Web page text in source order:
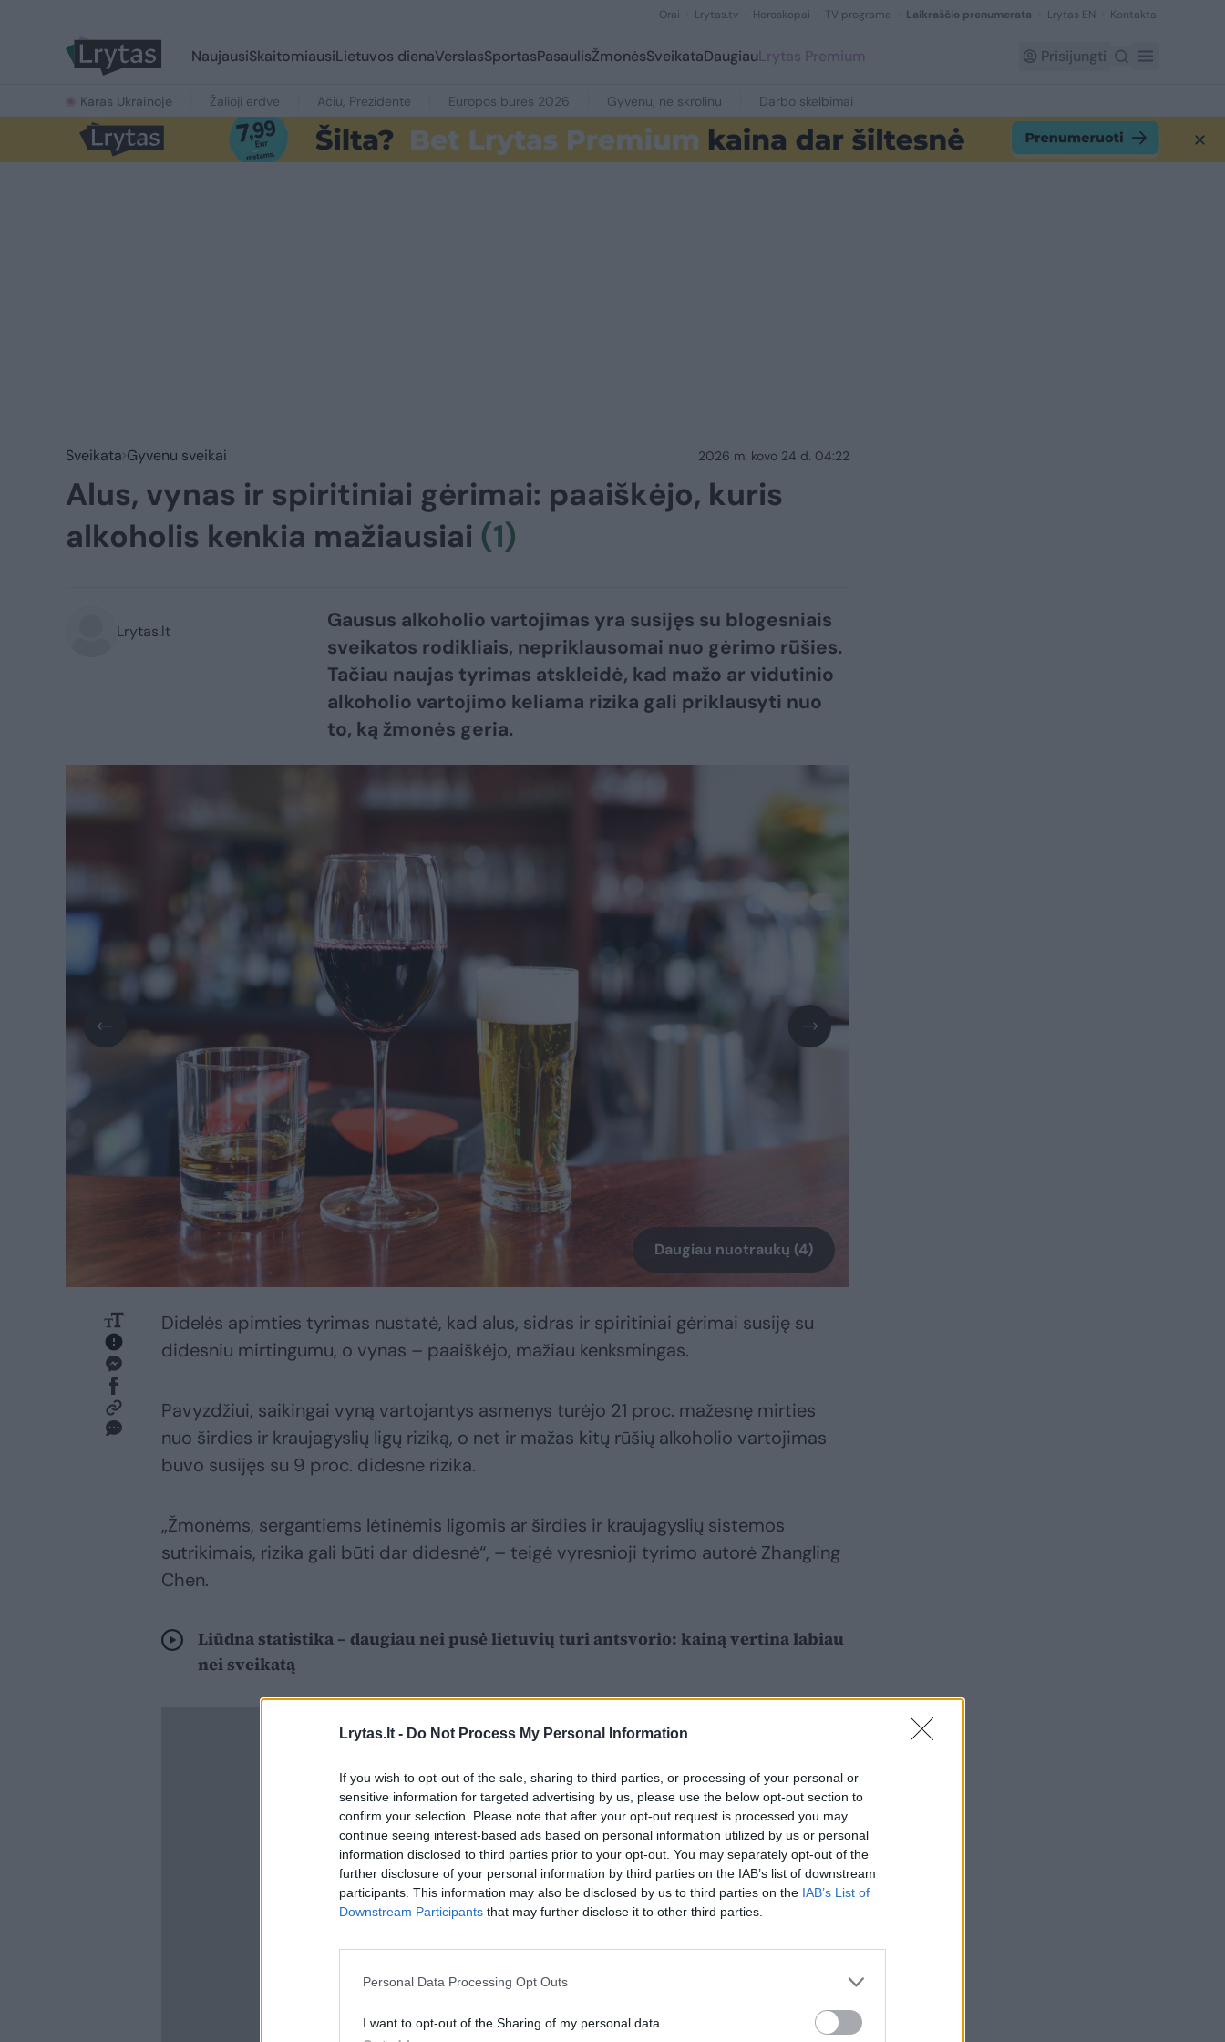
Lrytas.lt - Do Not Process My Personal Information
If you wish to opt-out of the sale, sharing to third parties, or processing of your personal or
sensitive information for targeted advertising by us, please use the below opt-out section to
confirm your selection. Please note that after your opt-out request is processed you may
continue seeing interest-based ads based on personal information utilized by us or personal
information disclosed to third parties prior to your opt-out. You may separately opt-out of the
further disclosure of your personal information by third parties on the IAB’s list of downstream
participants. This information may also be disclosed by us to third parties on the IAB’s List of
Downstream Participants that may further disclose it to other third parties.
Personal Data Processing Opt Outs
I want to opt-out of the Sharing of my personal data.
Orai Lrytas.tv Horoskopai TV programa Laikraščio prenumerata Lrytas EN Kontaktai
NaujausiSkaitomiausiLietuvos dienaVerslasSportasPasaulisŽmonėsSveikataDaugiauLrytas Premium Prisijungti
Karas Ukrainoje Žalioji erdvė Ačiū, Prezidente Europos burės 2026 Gyvenu, ne skrolinu Darbo skelbimai
Sveikata Gyvenu sveikai 2026 m. kovo 24 d. 04:22
Alus, vynas ir spiritiniai gėrimai: paaiškėjo, kuris
alkoholis kenkia mažiausiai (1)
Lrytas.lt
Gausus alkoholio vartojimas yra susijęs su blogesniais
sveikatos rodikliais, nepriklausomai nuo gėrimo rūšies.
Tačiau naujas tyrimas atskleidė, kad mažo ar vidutinio
alkoholio vartojimo keliama rizika gali priklausyti nuo
to, ką žmonės geria.
Daugiau nuotraukų (4)
Didelės apimties tyrimas nustatė, kad alus, sidras ir spiritiniai gėrimai susiję su
didesniu mirtingumu, o vynas – paaiškėjo, mažiau kenksmingas.
Pavyzdžiui, saikingai vyną vartojantys asmenys turėjo 21 proc. mažesnę mirties
nuo širdies ir kraujagyslių ligų riziką, o net ir mažas kitų rūšių alkoholio vartojimas
buvo susijęs su 9 proc. didesne rizika.
„Žmonėms, sergantiems lėtinėmis ligomis ar širdies ir kraujagyslių sistemos
sutrikimais, rizika gali būti dar didesnė“, – teigė vyresnioji tyrimo autorė Zhangling
Chen.
Liūdna statistika – daugiau nei pusė lietuvių turi antsvorio: kainą vertina labiau
nei sveikatą